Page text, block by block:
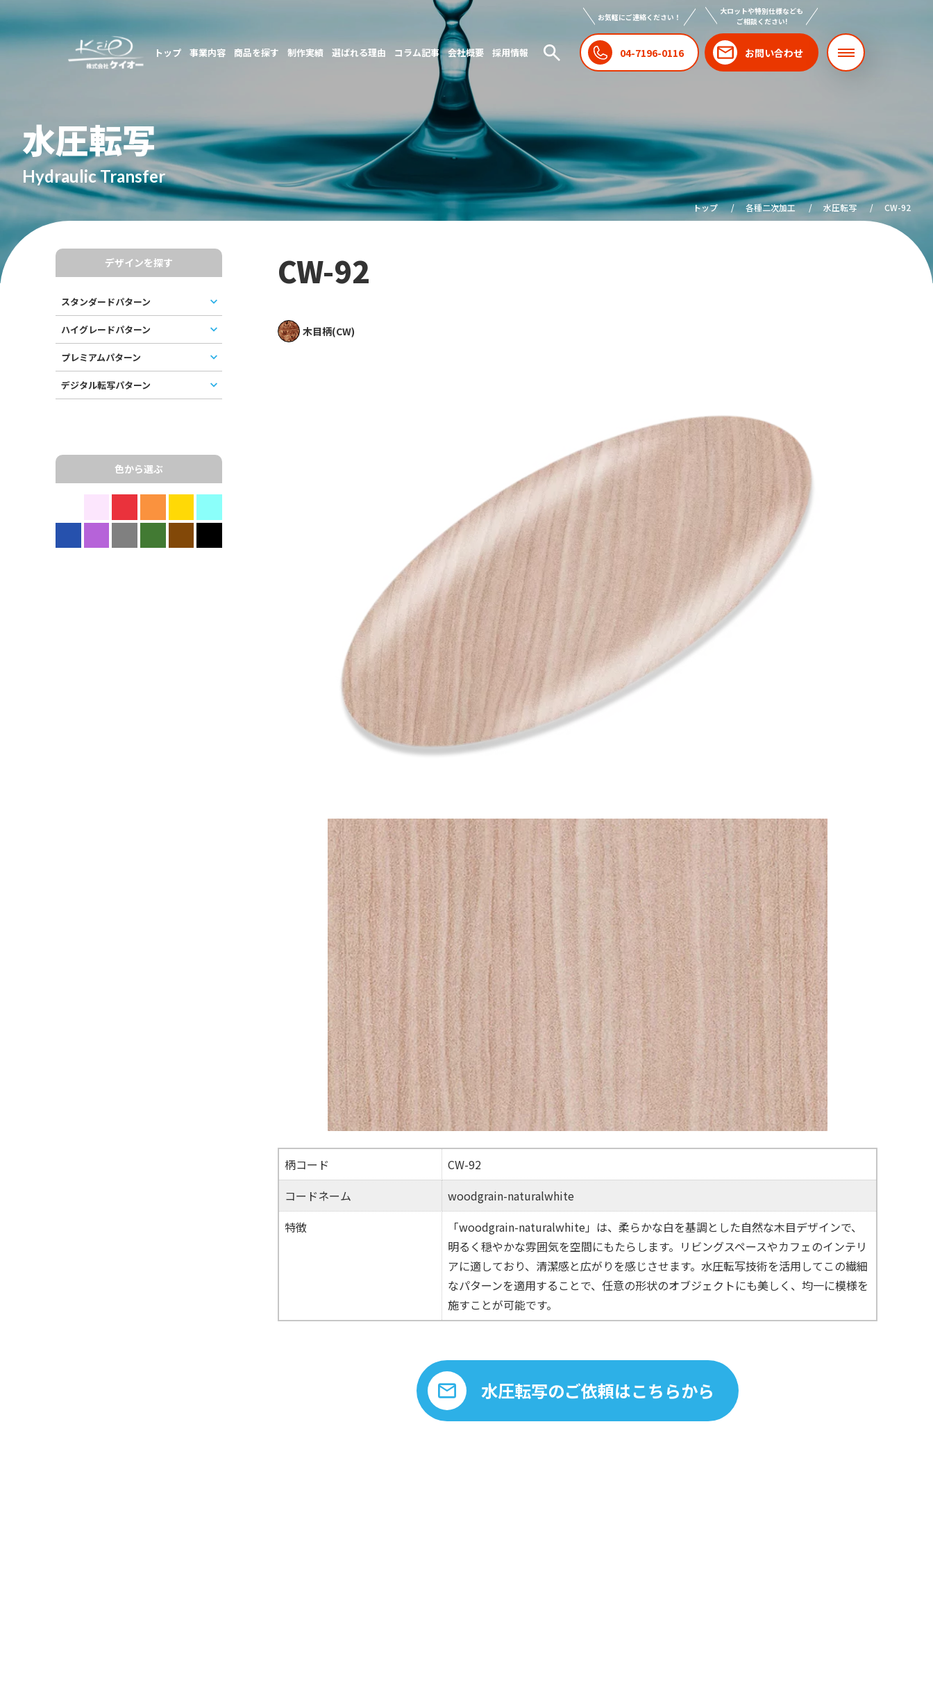
トップ 事業内容 商品を探す 制作実績 選ばれる理由 コラム記事 会社概要 採用情報
お気軽にご連絡ください！
04-7196-0116
大ロットや特別仕様なども
ご相談ください!
お問い合わせ
水圧転写
Hydraulic Transfer
トップ 各種二次加工 水圧転写 CW-92
デザインを探す
スタンダードパターン
ハイグレードパターン
プレミアムパターン
デジタル転写パターン
色から選ぶ
CW-92
木目柄(CW)
柄コード
CW-92
コードネーム
woodgrain-naturalwhite
特徴
「woodgrain-naturalwhite」は、柔らかな白を基調とした自然な木目デザインで、
明るく穏やかな雰囲気を空間にもたらします。リビングスペースやカフェのインテリ
アに適しており、清潔感と広がりを感じさせます。水圧転写技術を活用してこの繊細
なパターンを適用することで、任意の形状のオブジェクトにも美しく、均一に模様を
施すことが可能です。
水圧転写のご依頼はこちらから